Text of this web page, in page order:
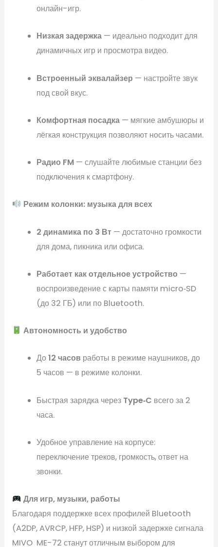
онлайн-игр.
Низкая задержка— идеально подходит для
динамичных игр и просмотра видео.
Встроенный эквалайзер — настройте звук
под свой вкус.
Комфортная посадка— мягкие амбушюры и
лёгкая конструкция позволяют носить часами.
Радио FM— слушайте любимые станции без
подключения к смартфону.
Режим колонки: музыка для всех
2 динамика по 3 Вт— достаточно громкости
для дома, пикника или офиса.
Работает как отдельное устройство —
воспроизведение с карты памяти micro‑SD
(до 32 ГБ) или по Bluetooth.
Автономность и удобство
До12 часов работы в режиме наушников, до
5 часов — в режиме колонки.
Быстрая зарядка через Type‑C всего за 2
часа.
Удобное управление на корпусе:
переключение треков, громкость, ответ на
звонки.
Для игр, музыки, работы
Благодаря поддержке всех профилей Bluetooth
(A2DP, AVRCP, HFP, HSP) и низкой задержке сигнала
MIVO ME-72 станут отличным выбором для